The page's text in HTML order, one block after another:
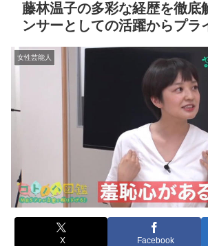
藤林温子の多彩な経歴を徹底
ンサーとしての活躍からプラ
女性芸能人
X Facebook